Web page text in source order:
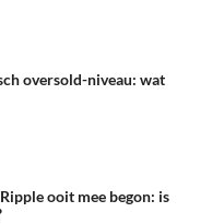
oversold-niveau: wat
ooit mee begon: is